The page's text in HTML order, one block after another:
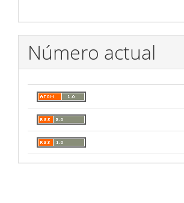
Número actual